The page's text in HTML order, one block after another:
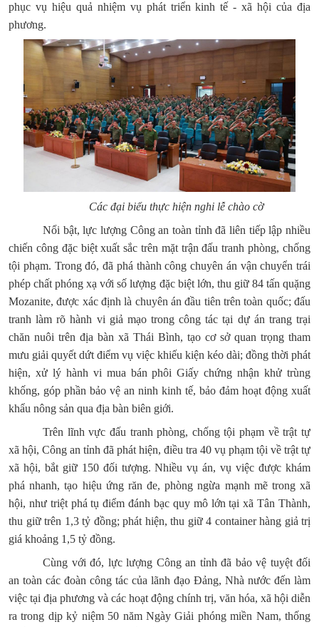
phục vụ hiệu quả nhiệm vụ phát triển kinh tế - xã hội của địa
phương.
Các đại biểu thực hiện nghi lễ chào cờ
Nổi bật, lực lượng Công an toàn tỉnh đã liên tiếp lập nhiều
chiến công đặc biệt xuất sắc trên mặt trận đấu tranh phòng, chống
tội phạm. Trong đó, đã phá thành công chuyên án vận chuyển trái
phép chất phóng xạ với số lượng đặc biệt lớn, thu giữ 84 tấn quặng
Mozanite, được xác định là chuyên án đầu tiên trên toàn quốc; đấu
tranh làm rõ hành vi giả mạo trong công tác tại dự án trang trại
chăn nuôi trên địa bàn xã Thái Bình, tạo cơ sở quan trọng tham
mưu giải quyết dứt điểm vụ việc khiếu kiện kéo dài; đồng thời phát
hiện, xử lý hành vi mua bán phôi Giấy chứng nhận khử trùng
khống, góp phần bảo vệ an ninh kinh tế, bảo đảm hoạt động xuất
khẩu nông sản qua địa bàn biên giới.
Trên lĩnh vực đấu tranh phòng, chống tội phạm về trật tự
xã hội, Công an tỉnh đã phát hiện, điều tra 40 vụ phạm tội về trật tự
xã hội, bắt giữ 150 đối tượng. Nhiều vụ án, vụ việc được khám
phá nhanh, tạo hiệu ứng răn đe, phòng ngừa mạnh mẽ trong xã
hội, như triệt phá tụ điểm đánh bạc quy mô lớn tại xã Tân Thành,
thu giữ trên 1,3 tỷ đồng; phát hiện, thu giữ 4 container hàng giả trị
giá khoảng 1,5 tỷ đồng.
Cùng với đó, lực lượng Công an tỉnh đã bảo vệ tuyệt đối
an toàn các đoàn công tác của lãnh đạo Đảng, Nhà nước đến làm
việc tại địa phương và các hoạt động chính trị, văn hóa, xã hội diễn
ra trong dịp kỷ niệm 50 năm Ngày Giải phóng miền Nam, thống